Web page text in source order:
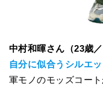
中村和暉さん（23歳／
自分に似合うシルエ
軍モノのモッズコー